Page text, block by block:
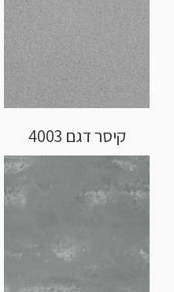
קיסר דגם 4003